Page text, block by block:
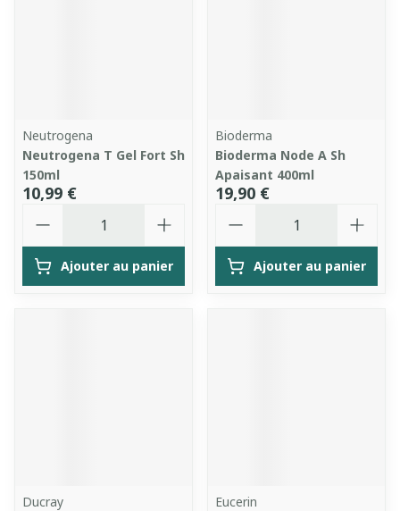
Neutrogena
Neutrogena T Gel Fort Sh
150ml
10,99 €
Ajouter au panier
Bioderma
Bioderma Node A Sh
Apaisant 400ml
19,90 €
Ajouter au panier
Ducray
Eucerin